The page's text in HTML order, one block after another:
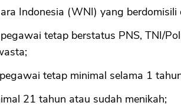
Indonesia (WNI) yang berdomisili
tetap berstatus PNS, TNI/
tetap minimal selama 1
21 tahun atau sudah menikah;